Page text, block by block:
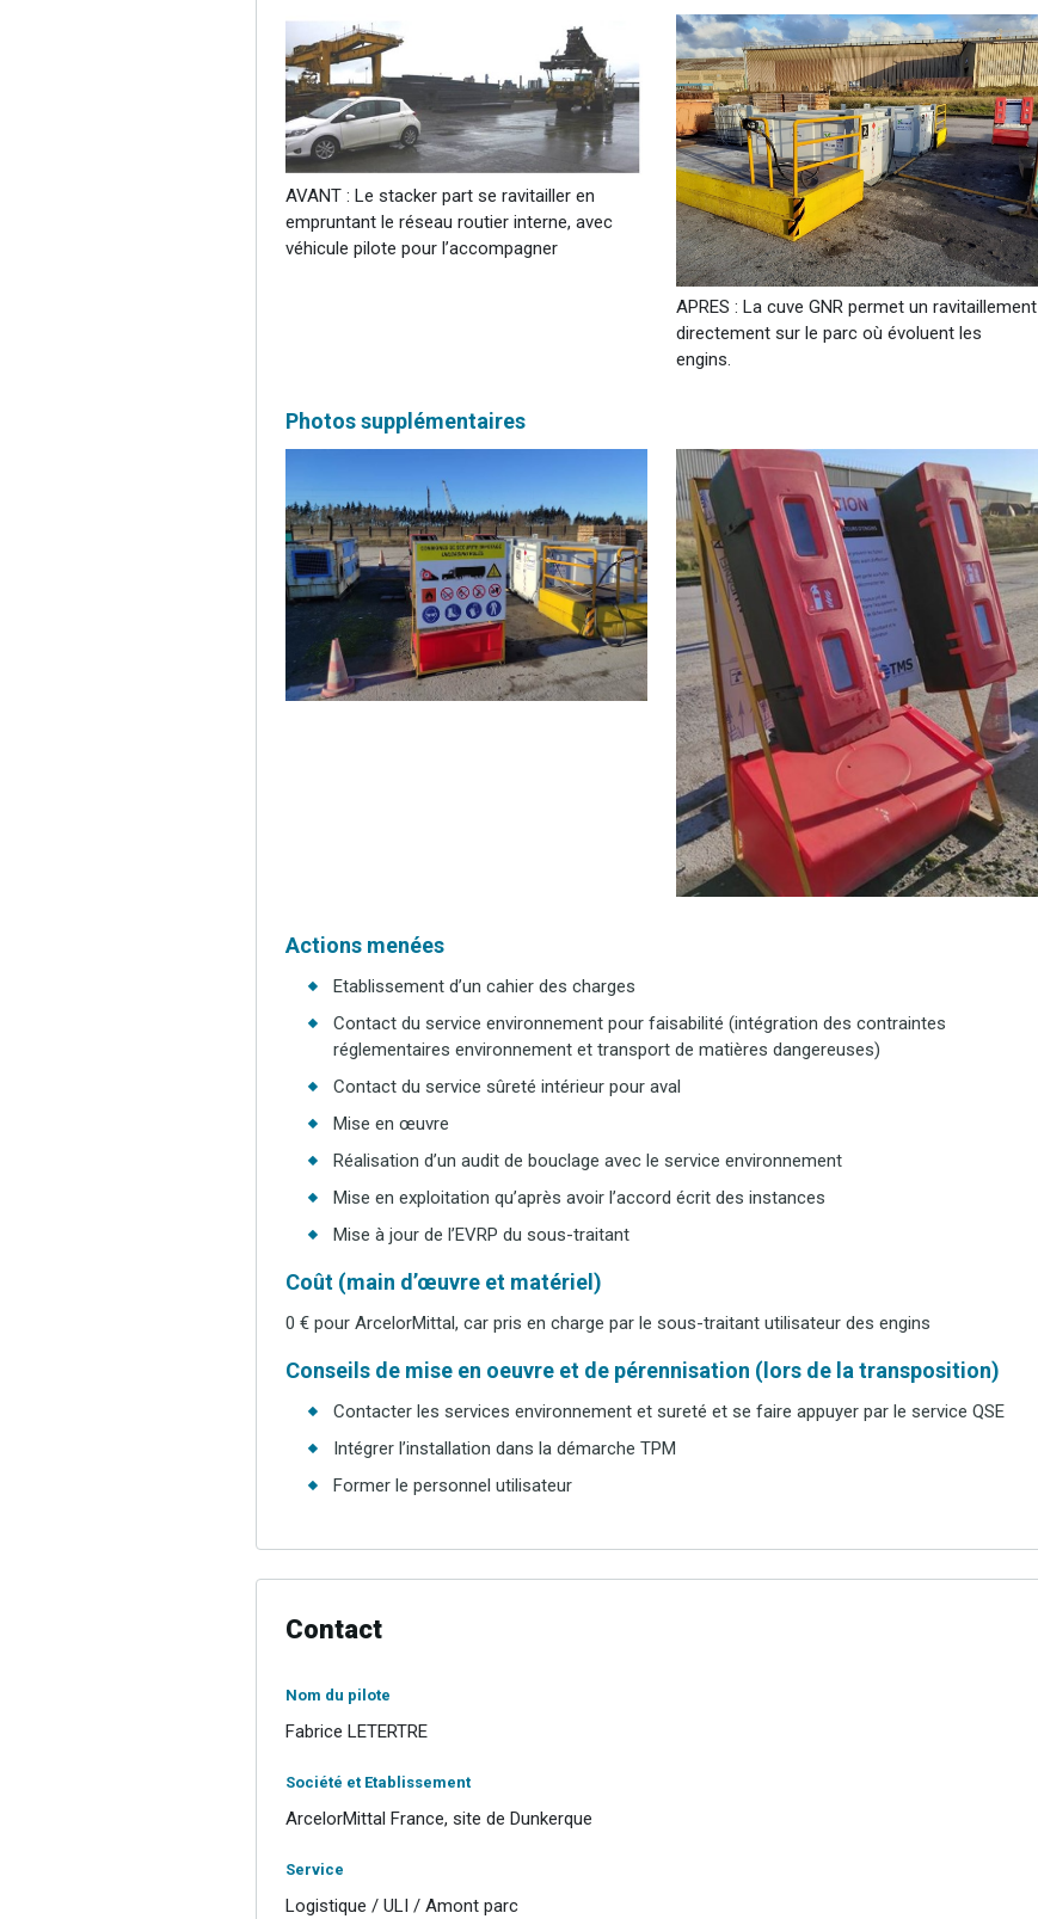
AVANT : Le stacker part se ravitailler en
empruntant le réseau routier interne, avec
véhicule pilote pour l’accompagner
APRES : La cuve GNR permet un ravitaillement
directement sur le parc où évoluent les
engins.
Photos supplémentaires
Actions menées
Etablissement d’un cahier des charges
Contact du service environnement pour faisabilité (intégration des contraintes
réglementaires environnement et transport de matières dangereuses)
Contact du service sûreté intérieur pour aval
Mise en œuvre
Réalisation d’un audit de bouclage avec le service environnement
Mise en exploitation qu’après avoir l’accord écrit des instances
Mise à jour de l’EVRP du sous-traitant
Coût (main d’œuvre et matériel)
0 € pour ArcelorMittal, car pris en charge par le sous-traitant utilisateur des engins
Conseils de mise en oeuvre et de pérennisation (lors de la transposition)
Contacter les services environnement et sureté et se faire appuyer par le service QSE
Intégrer l’installation dans la démarche TPM
Former le personnel utilisateur
Contact
Nom du pilote
Fabrice LETERTRE
Société et Etablissement
ArcelorMittal France, site de Dunkerque
Service
Logistique / ULI / Amont parc